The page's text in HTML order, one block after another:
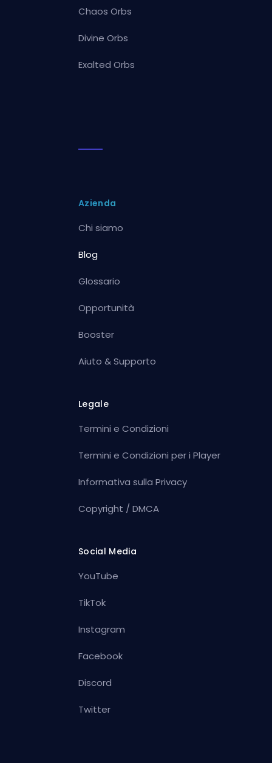
Chaos Orbs
Divine Orbs
Exalted Orbs
Azienda
Chi siamo
Blog
Glossario
Opportunità
Booster
Aiuto & Supporto
Legale
Termini e Condizioni
Termini e Condizioni per i Player
Informativa sulla Privacy
Copyright / DMCA
Social Media
YouTube
TikTok
Instagram
Facebook
Discord
Twitter